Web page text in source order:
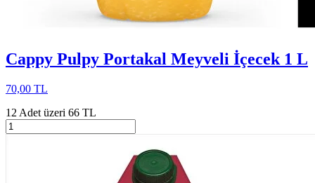
Cappy Pulpy Portakal Meyveli İçecek 1 L
70,00 TL
12 Adet üzeri 66 TL